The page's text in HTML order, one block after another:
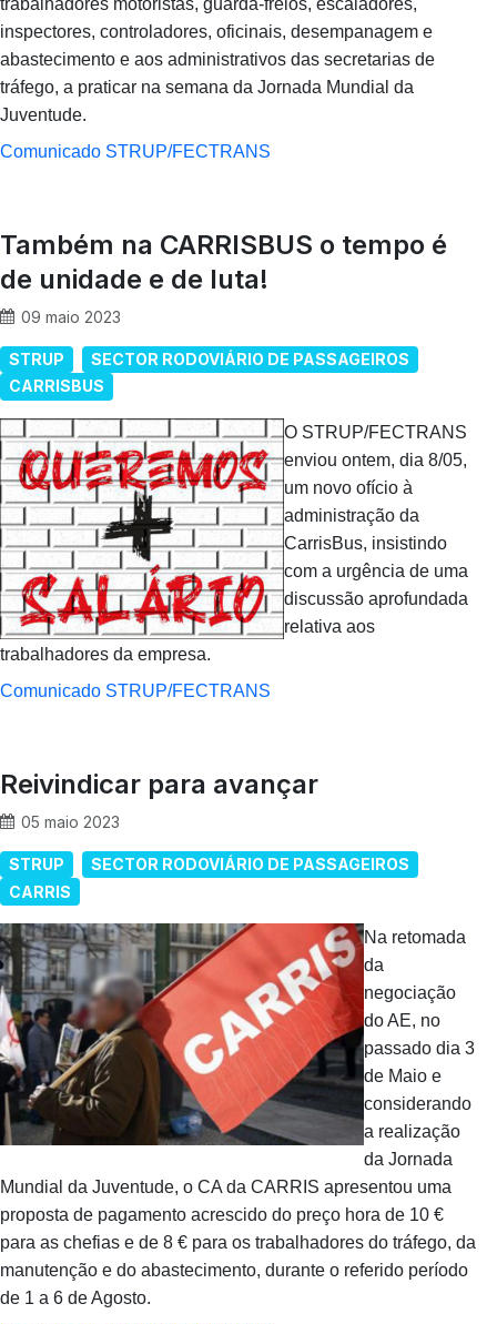
inspectores, controladores, oficinais, desempanagem e
abastecimento e aos administrativos das secretarias de
tráfego, a praticar na semana da Jornada Mundial da
Juventude.
Comunicado STRUP/FECTRANS
Também na CARRISBUS o tempo é
de unidade e de luta!
09 maio 2023
STRUP
SECTOR RODOVIÁRIO DE PASSAGEIROS
CARRISBUS
O STRUP/FECTRANS
enviou ontem, dia 8/05,
um novo ofício à
administração da
CarrisBus, insistindo
com a urgência de uma
discussão aprofundada
relativa aos
trabalhadores da empresa.
Comunicado STRUP/FECTRANS
Reivindicar para avançar
05 maio 2023
STRUP
SECTOR RODOVIÁRIO DE PASSAGEIROS
CARRIS
Na retomada
da
negociação
do AE, no
passado dia 3
de Maio e
considerando
a realização
da Jornada
Mundial da Juventude, o CA da CARRIS apresentou uma
proposta de pagamento acrescido do preço hora de 10 €
para as chefias e de 8 € para os trabalhadores do tráfego, da
manutenção e do abastecimento, durante o referido período
de 1 a 6 de Agosto.